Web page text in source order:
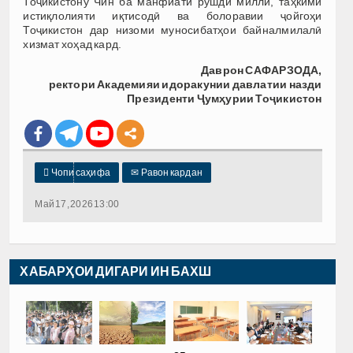
истиқлолияти иқтисодӣ ва болоравии ҷойгоҳи
Тоҷикистон дар низоми муносибатҳои байналмилалӣ
хизмат хоҳад кард.
Даврон САФАРЗОДА,
ректори Академияи идоракунии давлатии назди
Президенти Ҷумҳурии Тоҷикистон
 Чопи саҳифа ✉ Равон кардан
Май 17, 2026 13:00
ХАБАРҲОИ ДИГАРИ ИН БАХШ